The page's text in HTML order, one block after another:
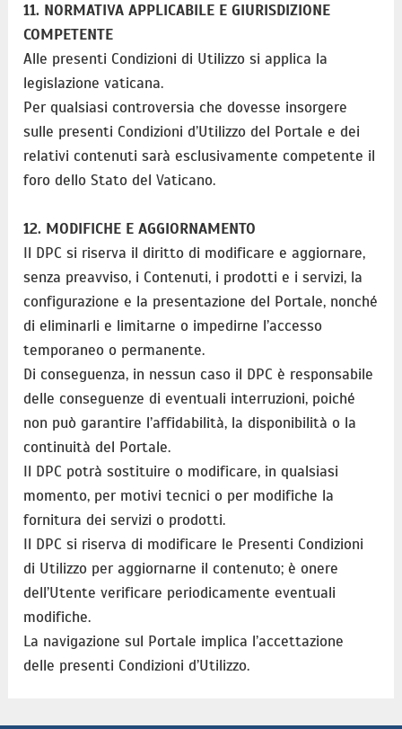
11. NORMATIVA APPLICABILE E GIURISDIZIONE
COMPETENTE
Alle presenti Condizioni di Utilizzo si applica la
legislazione vaticana.
Per qualsiasi controversia che dovesse insorgere
sulle presenti Condizioni d’Utilizzo del Portale e dei
relativi contenuti sarà esclusivamente competente il
foro dello Stato del Vaticano.
12. MODIFICHE E AGGIORNAMENTO
Il DPC si riserva il diritto di modificare e aggiornare,
senza preavviso, i Contenuti, i prodotti e i servizi, la
configurazione e la presentazione del Portale, nonché
di eliminarli e limitarne o impedirne l’accesso
temporaneo o permanente.
Di conseguenza, in nessun caso il DPC è responsabile
delle conseguenze di eventuali interruzioni, poiché
non può garantire l’affidabilità, la disponibilità o la
continuità del Portale.
Il DPC potrà sostituire o modificare, in qualsiasi
momento, per motivi tecnici o per modifiche la
fornitura dei servizi o prodotti.
Il DPC si riserva di modificare le Presenti Condizioni
di Utilizzo per aggiornarne il contenuto; è onere
dell’Utente verificare periodicamente eventuali
modifiche.
La navigazione sul Portale implica l’accettazione
delle presenti Condizioni d’Utilizzo.